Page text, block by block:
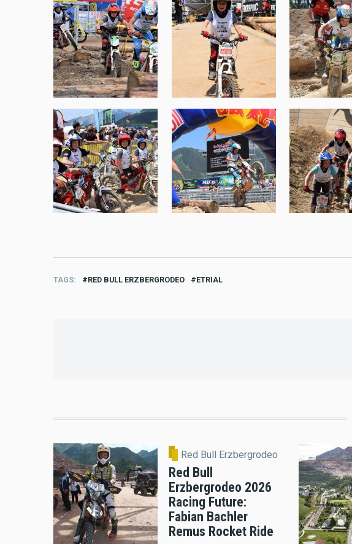
TAGS RED BULL ERZBERGRODEO ETRIAL
Red Bull Erzbergrodeo
Red Bull
Erzbergrodeo 2026
Racing Future:
Fabian Bachler
Remus Rocket Ride